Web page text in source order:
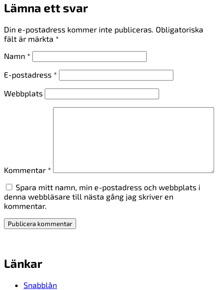
Lämna ett svar
Din e-postadress kommer inte publiceras. Obligatoriska
fält är märkta *
Namn *
E-postadress *
Webbplats
Kommentar *
Spara mitt namn, min e-postadress och webbplats i
denna webbläsare till nästa gång jag skriver en
kommentar.
Länkar
Snabblån